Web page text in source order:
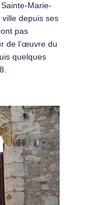
Marie-
depuis ses
pas
de l’œuvre du
quelques